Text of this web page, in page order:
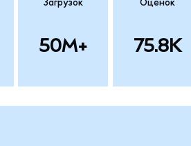
Загрузок
50M+
Оценок
75.8K